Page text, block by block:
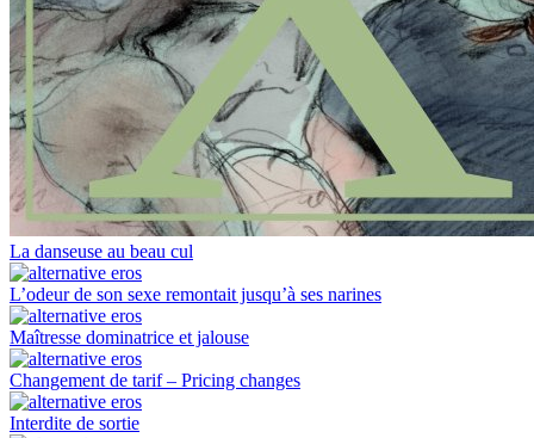
La danseuse au beau cul
L’odeur de son sexe remontait jusqu’à ses narines
Maîtresse dominatrice et jalouse
Changement de tarif – Pricing changes
Interdite de sortie